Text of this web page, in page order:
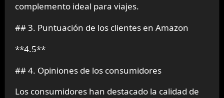
complemento ideal para viajes.
## 3. Puntuación de los clientes en Amazon
**4.5**
## 4. Opiniones de los consumidores
Los consumidores han destacado la calidad de